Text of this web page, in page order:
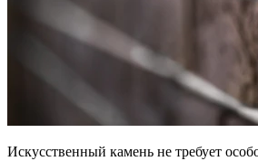
Искусственный камень не требует